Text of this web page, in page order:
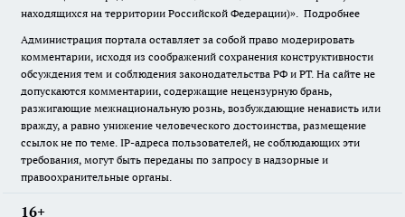
находящихся на территории Российской Федерации)». Подробнее
Администрация портала оставляет за собой право модерировать
комментарии, исходя из соображений сохранения конструктивности
обсуждения тем и соблюдения законодательства РФ и РТ. На сайте не
допускаются комментарии, содержащие нецензурную брань,
разжигающие межнациональную рознь, возбуждающие ненависть или
вражду, а равно унижение человеческого достоинства, размещение
ссылок не по теме. IP-адреса пользователей, не соблюдающих эти
требования, могут быть переданы по запросу в надзорные и
правоохранительные органы.
16+